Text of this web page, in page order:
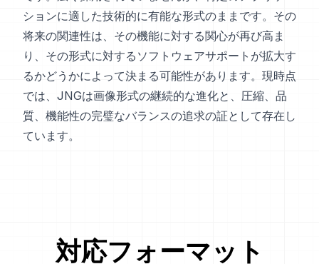
ションに適した技術的に有能な形式のままです。その
将来の関連性は、その機能に対する関心が再び高ま
り、その形式に対するソフトウェアサポートが拡大す
るかどうかによって決まる可能性があります。現時点
では、JNGは画像形式の継続的な進化と、圧縮、品
質、機能性の完璧なバランスの追求の証として存在し
ています。
対応フォーマット